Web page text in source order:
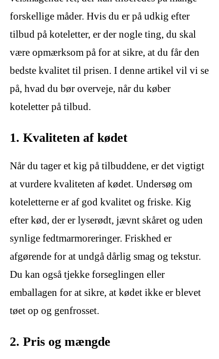
forskellige måder. Hvis du er på udkig efter
tilbud på koteletter, er der nogle ting, du skal
være opmærksom på for at sikre, at du får den
bedste kvalitet til prisen. I denne artikel vil vi se
på, hvad du bør overveje, når du køber
koteletter på tilbud.
1. Kvaliteten af kødet
Når du tager et kig på tilbuddene, er det vigtigt
at vurdere kvaliteten af kødet. Undersøg om
koteletterne er af god kvalitet og friske. Kig
efter kød, der er lyserødt, jævnt skåret og uden
synlige fedtmarmoreringer. Friskhed er
afgørende for at undgå dårlig smag og tekstur.
Du kan også tjekke forseglingen eller
emballagen for at sikre, at kødet ikke er blevet
tøet op og genfrosset.
2. Pris og mængde